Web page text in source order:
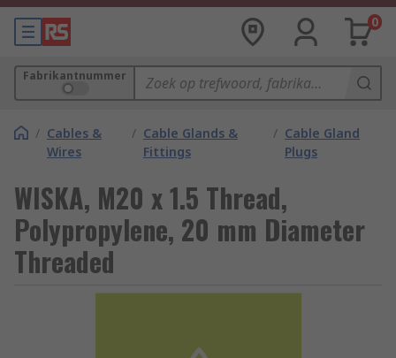
0
Fabrikantnummer
/ Cables &
Wires
/ Cable Glands &
Fittings
/ Cable Gland
Plugs
WISKA, M20 x 1.5 Thread,
Polypropylene, 20 mm Diameter
Threaded